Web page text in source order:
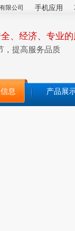
限公司 手机应用
、经济、专业
，提高服务品质
息 产品展